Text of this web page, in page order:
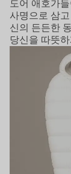
도어 애호가
사명으로 삼
신의 든든한
당신을 따뜻